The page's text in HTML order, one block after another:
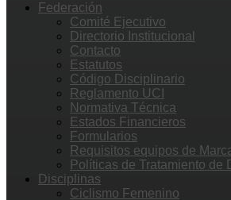
Federación
Comité Ejecutivo
Directorio Institucional
Contacto
Estatutos
Código Disciplinario
Reglamento UCI
Normativa Técnica
Estados Financieros
Formularios
Requisitos equipos de
Políticas de Tratamiento de
Disciplinas
Ciclismo Femenino